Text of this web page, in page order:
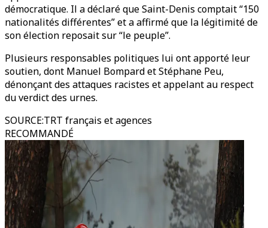
démocratique. Il a déclaré que Saint-Denis comptait “150
nationalités différentes” et a affirmé que la légitimité de
son élection reposait sur “le peuple”.
Plusieurs responsables politiques lui ont apporté leur
soutien, dont Manuel Bompard et Stéphane Peu,
dénonçant des attaques racistes et appelant au respect
du verdict des urnes.
SOURCE:TRT français et agences
RECOMMANDÉ